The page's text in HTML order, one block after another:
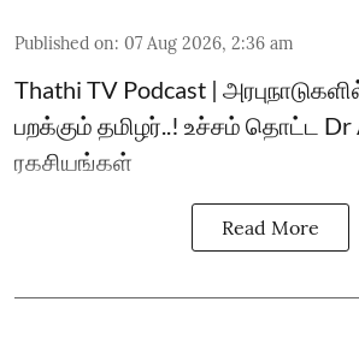
Published on: 07 Aug 2026, 2:36 am
Thathi TV Podcast |
பறக்கும் தமிழர்..! உச்சம் தொட்ட Dr
ரகசியங்கள்
Read More